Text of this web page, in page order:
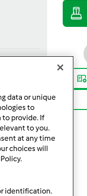
data or unique
to
to provide. If
to you.
at any time
choices will
identification.